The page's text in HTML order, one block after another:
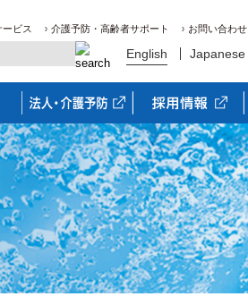
English Japanese
ビス 介護予防・高齢者サポート お問い合わせ